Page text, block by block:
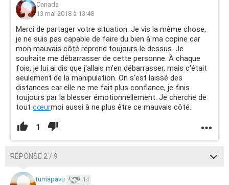
Canada
13 mai 2018 à 13:48
Merci de partager votre situation. Je vis la même chose,
je ne suis pas capable de faire du bien à ma copine car
mon mauvais côté reprend toujours le dessus. Je
souhaite me débarrasser de cette personne. À chaque
fois, je lui ai dis que j'allais m'en débarrasser, mais c'était
seulement de la manipulation. On s'est laissé des
distances car elle ne me fait plus confiance, je finis
toujours par la blesser émotionnellement. Je cherche de
tout cœurmoi aussi à ne plus être ce mauvais côté.
1
RÉPONSE 2 / 9
tumapavu 14